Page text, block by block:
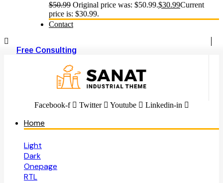
$50.99 Original price was: $50.99.$30.99Current
price is: $30.99.
Contact
Free Consulting
Facebook-f Twitter Youtube Linkedin-in
Home
Light
Dark
Onepage
RTL